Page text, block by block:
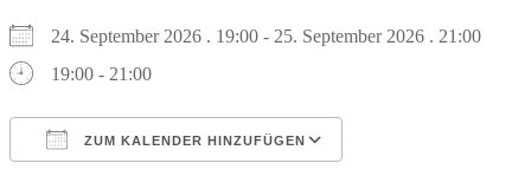
24. September 2026 . 19:00 - 25. September 2026 . 21:00
19:00 - 21:00
ZUM KALENDER HINZUFÜGEN